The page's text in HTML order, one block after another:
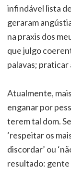
infindável lista
geraram
na praxis dos
que julgo
palavas;
Atualmente,
enganar por
terem tal dom.
‘respeitar os
discordar’ ou
resultado: